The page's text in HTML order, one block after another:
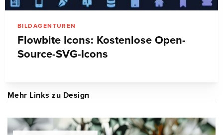
BILDAGENTUREN
Flowbite Icons: Kostenlose Open-
Source-SVG-Icons
Mehr Links zu Design